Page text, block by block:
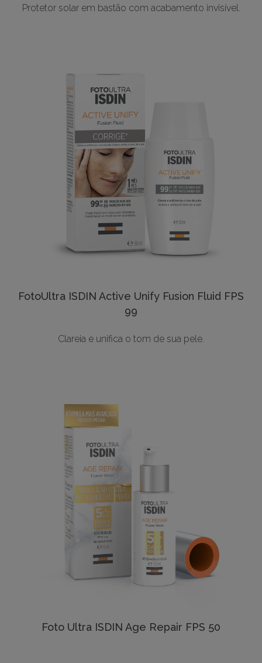
Protetor solar em bastão com acabamento invisível.
FotoUltra ISDIN Active Unify Fusion Fluid FPS
99
Clareia e unifica o tom de sua pele.
Foto Ultra ISDIN Age Repair FPS 50